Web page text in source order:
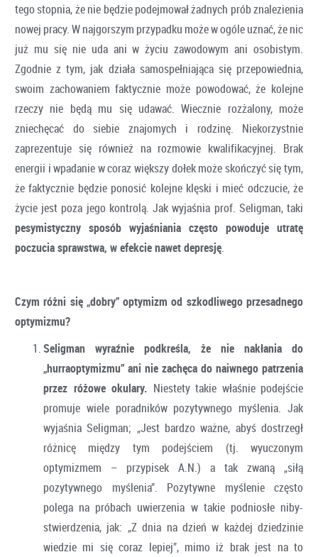
tego stopnia, że nie będzie podejmował żadnych prób znalezienia
nowej pracy. W najgorszym przypadku może w ogóle uznać, że nic
już mu się nie uda ani w życiu zawodowym ani osobistym.
Zgodnie z tym, jak działa samospełniająca się przepowiednia,
swoim zachowaniem faktycznie może powodować, że kolejne
rzeczy nie będą mu się udawać. Wiecznie rozżalony, może
zniechęcać do siebie znajomych i rodzinę. Niekorzystnie
zaprezentuje się również na rozmowie kwalifikacyjnej. Brak
energii i wpadanie w coraz większy dołek może skończyć się tym,
że faktycznie będzie ponosić kolejne klęski i mieć odczucie, że
życie jest poza jego kontrolą. Jak wyjaśnia prof. Seligman, taki
pesymistyczny sposób wyjaśniania często powoduje utratę
poczucia sprawstwa, w efekcie nawet depresję.
Czym różni się „dobry” optymizm od szkodliwego przesadnego
optymizmu?
Seligman wyraźnie podkreśla, że nie nakłania do
„hurraoptymizmu” ani nie zachęca do naiwnego patrzenia
przez różowe okulary. Niestety takie właśnie podejście
promuje wiele poradników pozytywnego myślenia. Jak
wyjaśnia Seligman; „Jest bardzo ważne, abyś dostrzegł
różnicę między tym podejściem (tj. wyuczonym
optymizmem – przypisek A.N.) a tak zwaną „siłą
pozytywnego myślenia”. Pozytywne myślenie często
polega na próbach uwierzenia w takie podniosłe niby-
stwierdzenia, jak: „Z dnia na dzień w każdej dziedzinie
wiedzie mi się coraz lepiej”, mimo iż brak jest na to